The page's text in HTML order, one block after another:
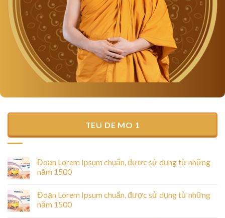
TEU DE MO 1
Đoạn Lorem Ipsum chuẩn, được sử dụng từ những
năm 1500
Đoạn Lorem Ipsum chuẩn, được sử dụng từ những
năm 1500